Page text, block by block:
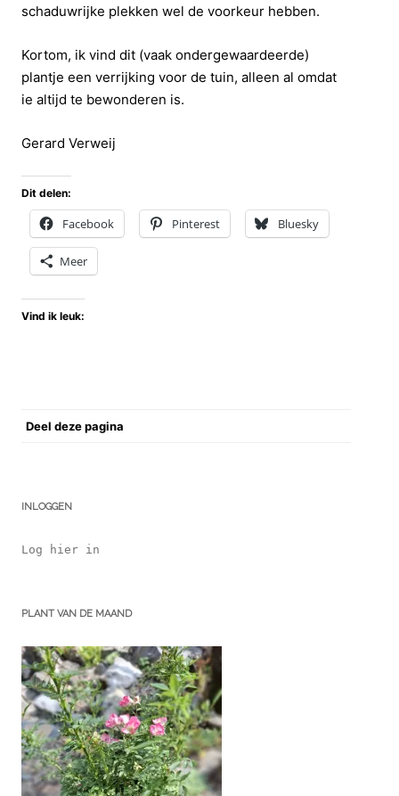
schaduwrijke plekken wel de voorkeur hebben.
Kortom, ik vind dit (vaak ondergewaardeerde)
plantje een verrijking voor de tuin, alleen al omdat
ie altijd te bewonderen is.
Gerard Verweij
Dit delen:
Facebook Pinterest Bluesky
Meer
Vind ik leuk:
Deel deze pagina
INLOGGEN
Log hier in
PLANT VAN DE MAAND